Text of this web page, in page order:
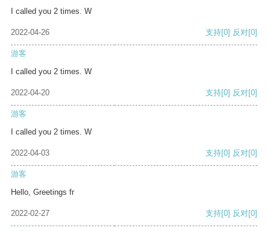
I called you 2 times. W
2022-04-26 支持[0] 反对[0]
游客
I called you 2 times. W
2022-04-20 支持[0] 反对[0]
游客
I called you 2 times. W
2022-04-03 支持[0] 反对[0]
游客
Hello, Greetings fr
2022-02-27 支持[0] 反对[0]